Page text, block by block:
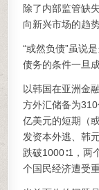
除了内部监管缺
向新兴市场的趋
“或然负债”虽说
债务的条件一旦
以韩国在亚洲金
方外汇储备为
亿美元的短期（
发资本外逃、韩
跌破1000∶1，两
个国民经济遭受